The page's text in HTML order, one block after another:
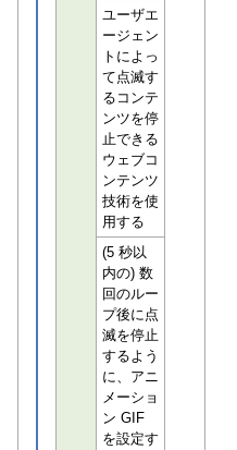
ユーザエ
ージェン
トによっ
て点滅す
るコンテ
ンツを停
止できる
ウェブコ
ンテンツ
技術を使
用する
(5 秒以
内の) 数
回のルー
プ後に点
滅を停止
するよう
に、アニ
メーショ
ン GIF
を設定す